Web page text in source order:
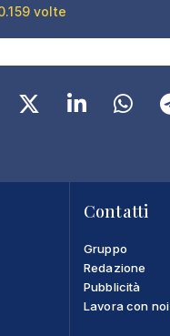
volte
Contatti
Gruppo
Redazione
Pubblicità
Lavora con noi